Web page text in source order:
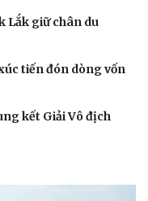
Lắk giữ chân du
tiến đón dòng vốn
kết Giải Vô địch